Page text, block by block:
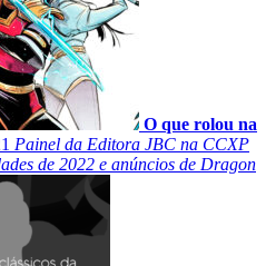
O que rolou na
Painel da Editora JBC na CCXP
de 2022 e anúncios de Dragon